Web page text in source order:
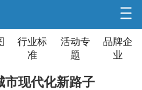
行业标
准
活动专
题
品牌企
业
市现代化新路子